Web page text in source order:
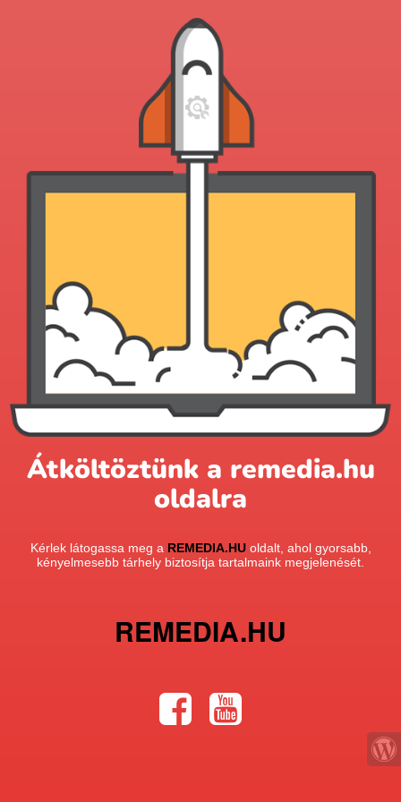
Átköltöztünk a remedia.hu
oldalra
Kérlek látogassa meg a REMEDIA.HUoldalt, ahol gyorsabb,
kényelmesebb tárhely biztosítja tartalmaink megjelenését.
REMEDIA.HU